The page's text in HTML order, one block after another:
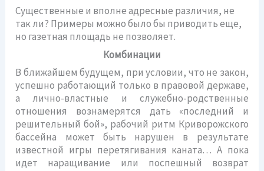
Существенные и вполне адресные различия, не
так ли? Примеры можно было бы приводить еще,
но газетная площадь не позволяет.
Комбинации
В ближайшем будущем, при условии, что не закон,
успешно работающий только в правовой державе,
а лично-властные и служебно-родственные
отношения вознамерятся дать «последний и
решительный бой», рабочий ритм Криворожского
бассейна может быть нарушен в результате
известной игры перетягивания каната… А пока
идет наращивание или поспешный возврат